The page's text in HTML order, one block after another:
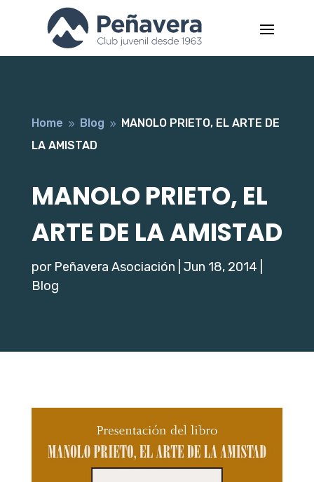
Home 9 Blog 9 MANOLO PRIETO, EL ARTE DE
LA AMISTAD
MANOLO PRIETO, EL
ARTE DE LA AMISTAD
por Peñavera Asociación Jun 18, 2014
Blog